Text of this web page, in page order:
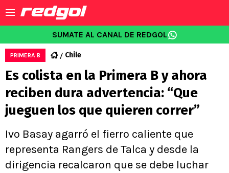
SUMATE AL CANAL DE REDGOL
PRIMERA B Chile
Es colista en la Primera B y ahora
reciben dura advertencia: “Que
jueguen los que quieren correr”
Ivo Basay agarró el fierro caliente que
representa Rangers de Talca y desde la
dirigencia recalcaron que se debe luchar